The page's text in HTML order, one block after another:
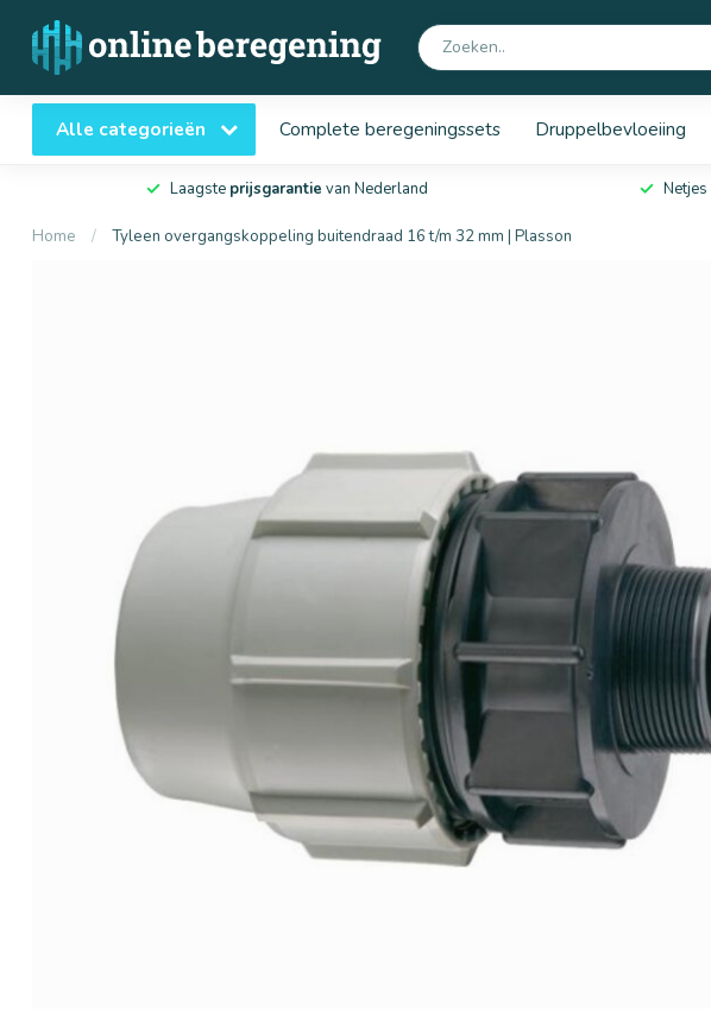
Alle categorieën Complete beregeningssets Druppelbevloeiing
Laagste prijsgarantie van Nederland Netjes
Home / Tyleen overgangskoppeling buitendraad 16 t/m 32 mm | Plasson